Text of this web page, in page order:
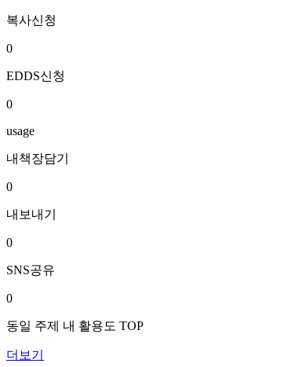
복사신청
0
EDDS신청
0
usage
내책장담기
0
내보내기
0
SNS공유
0
동일 주제 내 활용도 TOP
더보기